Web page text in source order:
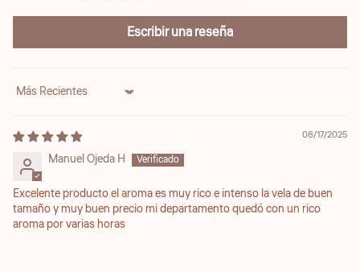
Escribir una reseña
Sort by
08/17/2025
Manuel Ojeda H
Excelente producto el aroma es muy rico e intenso la vela de buen
tamaño y muy buen precio mi departamento quedó con un rico
aroma por varias horas